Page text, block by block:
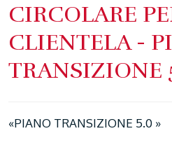
CIRCOLARE
CLIENTELA -
TRANSIZIONE
«PIANO TRANSIZIONE 5.0 »